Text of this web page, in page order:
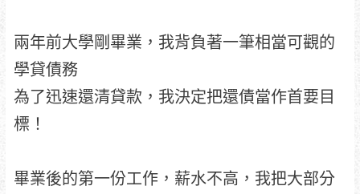
兩年前大學剛畢業，我背負著一筆相當可觀的
學貸債務
為了迅速還清貸款，我決定把還債當作首要目
標！
畢業後的第一份工作，薪水不高，我把大部分